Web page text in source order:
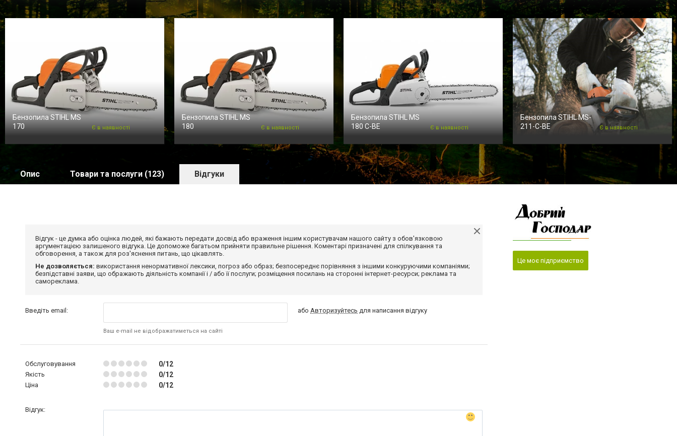
Бензопила STIHL MS
170
Є в наявності
Бензопила STIHL MS
180
Є в наявності
Бензопила STIHL MS
180 C-BE
Є в наявності
Бензопила STIHL MS-
211-C-BE
Є в наявності
Опис Товари та послуги (123) Відгуки
Відгук - це думка або оцінка людей, які бажають передати досвід або враження іншим користувачам нашого сайту з обов'язковою
аргументацією залишеного відгука. Це допоможе багатьом прийняти правильне рішення. Коментарі призначені для спілкування та
обговорення, а також для роз'яснення питань, що цікавлять.
Не дозволяється: використання ненормативної лексики, погроз або образ; безпосереднє порівняння з іншими конкуруючими компаніями;
безпідставні заяви, що ображають діяльність компанії і / або її послуги; розміщення посилань на сторонні інтернет-ресурси; реклама та
самореклама.
Введіть email:
Ваш e-mail не відображатиметься на сайті
або Авторизуйтесь для написання відгуку
Обслуговування 0/12
Якість 0/12
Ціна 0/12
Відгук:
Це моє підприємство